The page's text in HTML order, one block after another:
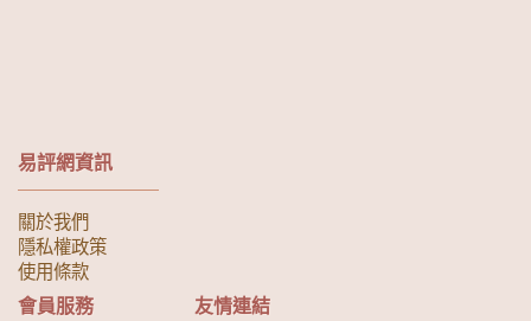
易評網資訊
關於我們
隱私權政策
使用條款
會員服務 友情連結